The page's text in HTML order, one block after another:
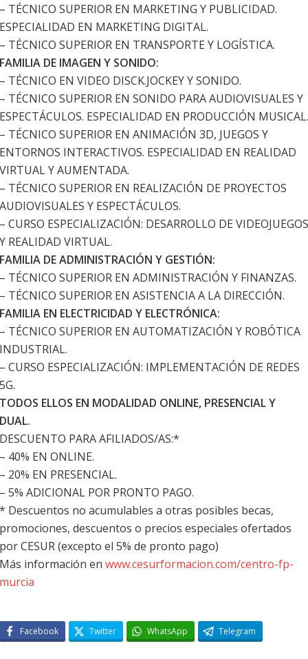
– TÉCNICO SUPERIOR EN MARKETING Y PUBLICIDAD.
ESPECIALIDAD EN MARKETING DIGITAL.
– TÉCNICO SUPERIOR EN TRANSPORTE Y LOGÍSTICA.
FAMILIA DE IMAGEN Y SONIDO:
– TÉCNICO EN VIDEO DISCK.JOCKEY Y SONIDO.
– TÉCNICO SUPERIOR EN SONIDO PARA AUDIOVISUALES Y
ESPECTÁCULOS. ESPECIALIDAD EN PRODUCCIÓN MUSICAL.
– TÉCNICO SUPERIOR EN ANIMACIÓN 3D, JUEGOS Y
ENTORNOS INTERACTIVOS. ESPECIALIDAD EN REALIDAD
VIRTUAL Y AUMENTADA.
– TÉCNICO SUPERIOR EN REALIZACIÓN DE PROYECTOS
AUDIOVISUALES Y ESPECTÁCULOS.
– CURSO ESPECIALIZACIÓN: DESARROLLO DE VIDEOJUEGOS
Y REALIDAD VIRTUAL.
FAMILIA DE ADMINISTRACIÓN Y GESTIÓN:
– TÉCNICO SUPERIOR EN ADMINISTRACIÓN Y FINANZAS.
– TÉCNICO SUPERIOR EN ASISTENCIA A LA DIRECCIÓN.
FAMILIA EN ELECTRICIDAD Y ELECTRÓNICA:
– TÉCNICO SUPERIOR EN AUTOMATIZACIÓN Y ROBÓTICA
INDUSTRIAL.
– CURSO ESPECIALIZACIÓN: IMPLEMENTACIÓN DE REDES
5G.
TODOS ELLOS EN MODALIDAD ONLINE, PRESENCIAL Y
DUAL.
DESCUENTO PARA AFILIADOS/AS:*
– 40% EN ONLINE.
– 20% EN PRESENCIAL.
– 5% ADICIONAL POR PRONTO PAGO.
* Descuentos no acumulables a otras posibles becas,
promociones, descuentos o precios especiales ofertados
por CESUR (excepto el 5% de pronto pago)
Más información en www.cesurformacion.com/centro-fp-
murcia
Facebook Twitter WhatsApp Telegram